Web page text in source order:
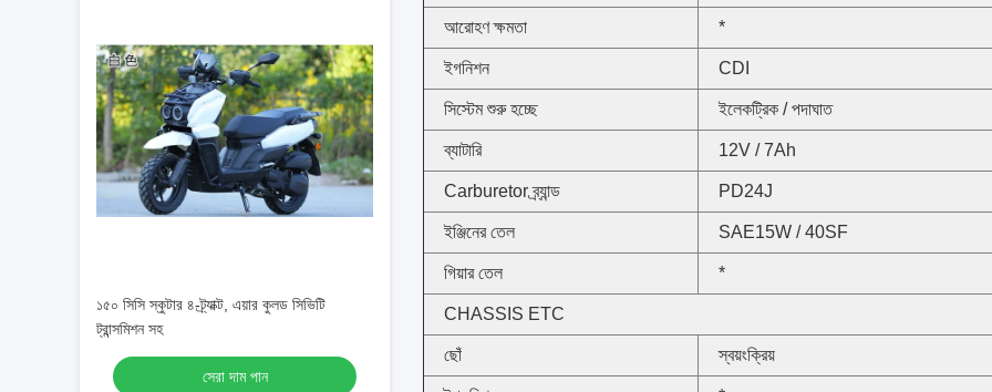
১৫০ সিসি স্কুটার ৪-ট্র্যাক্ট, এয়ার কুলড সিভিটি
ট্রান্সমিশন সহ
সেরা দাম পান
আরোহণ ক্ষমতা *
ইগনিশন CDI
সিস্টেম শুরু হচ্ছে ইলেকট্রিক / পদাঘাত
ব্যাটারি 12V / 7Ah
Carburetor ব্র্যান্ড PD24J
ইঞ্জিনের তেল SAE15W / 40SF
গিয়ার তেল *
CHASSIS ETC
ছোঁ স্বয়ংক্রিয়